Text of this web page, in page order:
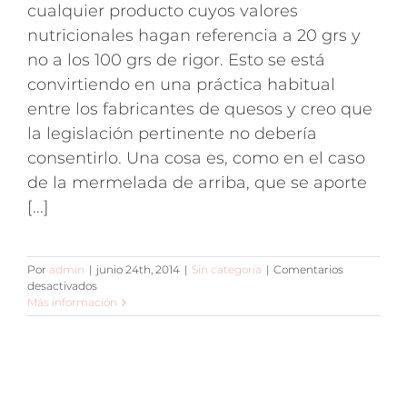
cualquier producto cuyos valores
nutricionales hagan referencia a 20 grs y
no a los 100 grs de rigor. Esto se está
convirtiendo en una práctica habitual
entre los fabricantes de quesos y creo que
la legislación pertinente no debería
consentirlo. Una cosa es, como en el caso
de la mermelada de arriba, que se aporte
[...]
Por admin | junio 24th, 2014 | Sin categoría | Comentarios
desactivadosen
Información
nutricional
Más información